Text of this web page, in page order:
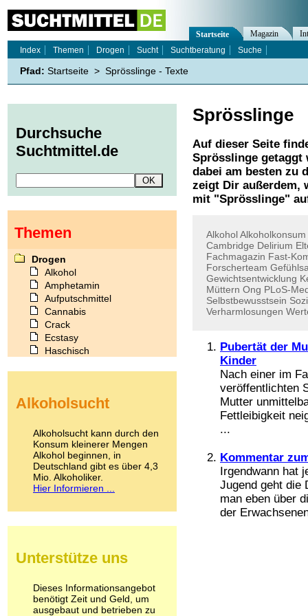
Sprösslinge
Auf dieser Seite
Sprösslinge getaggt
dabei am besten zu
zeigt Dir außerdem,
mit "Sprösslinge"
AlkoholAlkoholkonsum
Cambridge Delirium
Fachmagazin Fast-
Forscherteam
Gewichtsentwicklung
Müttern Ong PLoS-
Selbstbewusstsein
Verharmlosungen
Pubertät der
Kinder
Nach einer im
veröffentlichten
Mutter
Fettleibigkeit
...
Kommentar
Irgendwann hat
Jugend geht die
man eben über
der
Startseite Magazin
Index
Themen Drogen Sucht Suchtberatung Suche
Pfad: Startseite > Sprösslinge - Texte
Durchsuche
Suchtmittel.de
Themen
Drogen
Alkohol
Amphetamin
Aufputschmittel
Cannabis
Crack
Ecstasy
Haschisch
Kokain
LSD
Marihuana
Medikamente
Meskalin
Metamphetamin
Methadon
Pilze
Psychopharmaka
Schlafmittel
Schmerzmittel
Alkoholsucht
Alkoholsucht kann durch den
Konsum kleinerer Mengen
Alkohol beginnen, in
Deutschland gibt es über 4,3
Mio. Alkoholiker.
Hier Informieren ...
Unterstütze uns
Dieses Informationsangebot
benötigt Zeit und Geld, um
ausgebaut und betrieben zu